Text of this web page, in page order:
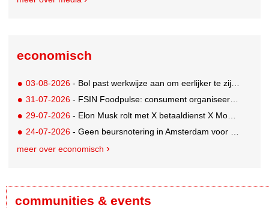
economisch
03-08-2026 - Bol past werkwijze aan om eerlijker te zijn naar verkopers en consumenten
31-07-2026 - FSIN Foodpulse: consument organiseert eet- en koopgedrag bewuster
29-07-2026 - Elon Musk rolt met X betaaldienst X Money uit in VS: zorgen in Washington
24-07-2026 - Geen beursnotering in Amsterdam voor nieuw concern voedingsmerken Unilever
meer over economisch
communities & events